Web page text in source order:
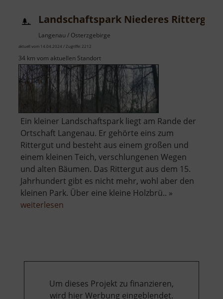
Cranzahl
Landschaftspark Niederes Rittergut
Langenau / Osterzgebirge
aktuell vom 14.04.2024 / Zugriffe: 2212
34 km vom aktuellen Standort
Ein kleiner Landschaftspark liegt am Rande der
Ortschaft Langenau. Er gehörte eins zum
Rittergut und besteht aus einem großen und
einem kleinen Teich, verschlungenen Wegen
und alten Bäumen. Das Rittergut aus dem 15.
Jahrhundert gibt es nicht mehr, wohl aber den
kleinen Park. Über eine kleine Holzbrü.. »
weiterlesen
Um dieses Projekt zu finanzieren,
wird hier Werbung eingeblendet.